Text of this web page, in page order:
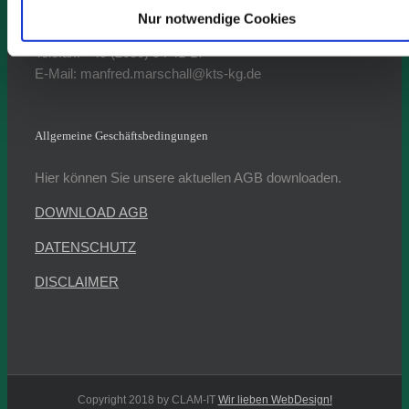
Nur notwendige Cookies
Telefax: +49 (2630) 94 41-17
E-Mail: manfred.marschall@kts-kg.de
Allgemeine Geschäftsbedingungen
Hier können Sie unsere aktuellen AGB downloaden.
DOWNLOAD AGB
DATENSCHUTZ
DISCLAIMER
Copyright 2018 by CLAM-IT Wir lieben WebDesign!